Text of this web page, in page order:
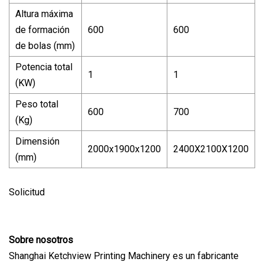
Altura máxima
de formación
de bolas (mm)
600 600
Potencia total
(KW)
1 1
Peso total
(Kg)
600 700
Dimensión
(mm)
2000x1900x1200 2400X2100X1200
Solicitud
Sobre nosotros
Shanghai Ketchview Printing Machinery es un fabricante